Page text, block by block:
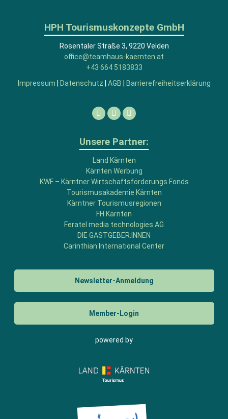
HPH Tourismuskonzepte GmbH
Rosentaler Straße 3, 9220 Velden
office@teamhaus-kaernten.at
+43 664 5183833
Impressum
Datenschutz AGB Barrierefreiheitserklärung
Facebook
LinkedinInstagram
Unsere Partner:
Land Kärnten
Kärnten Werbung
KWF – Kärntner Wirtschaftsförderungs Fonds
Tourismusakademie Kärnten
Kärntner Tourismusregionen
FH Kärnten
Feratel media technologies AG
DIE GASTGEBER:INNEN
Carinthian International Center
Newsletter-Anmeldung
Member-Login
powered by